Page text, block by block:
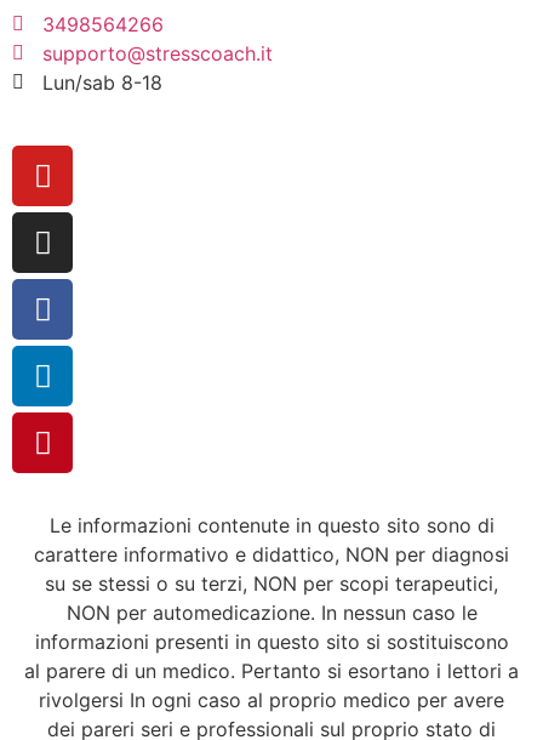
3498564266
supporto@stresscoach.it
Lun/sab 8-18
Le informazioni contenute in questo sito sono di
carattere informativo e didattico, NON per diagnosi
su se stessi o su terzi, NON per scopi terapeutici,
NON per automedicazione. In nessun caso le
informazioni presenti in questo sito si sostituiscono
al parere di un medico. Pertanto si esortano i lettori a
rivolgersi In ogni caso al proprio medico per avere
dei pareri seri e professionali sul proprio stato di